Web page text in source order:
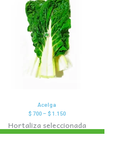
Acelga
$ 700 – $ 1.150
Hortaliza seleccionada